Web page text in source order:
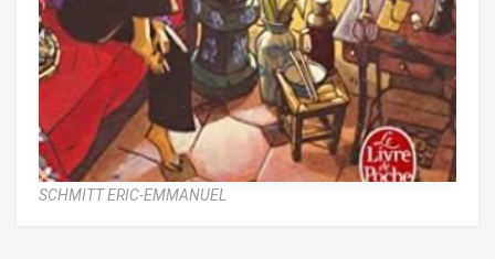
SCHMITT ERIC-EMMANUEL